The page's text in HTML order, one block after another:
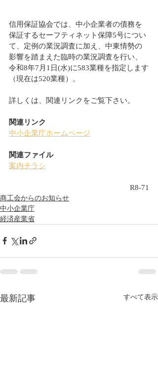
信用保証協会では、中小企業者の債務を
保証するセーフティネット保障5号につい
て、定例の業況調査に加え、中東情勢の
影響を踏まえた臨時の業況調査を行い、
令和8年7月1日(水)に583業種を指定します
（現在は520業種）。
詳しくは、関連リンクをご覧下さい。
関連リンク
中小企業庁ホームページ
関連ファイル
案内チラシ
R8-71
商工会からのお知らせ
中小企業庁
経済産業省
最新記事 すべて表示